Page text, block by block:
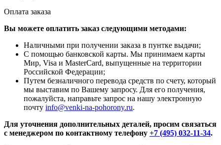
Оплата заказа
Вы можете оплатить заказ следующими методами:
Наличными при получении заказа в пунтке выдачи;
С помощью банковской карты. Мы принимаем карты
Мир, Visa и MasterCard, выпущенные на территории
Российской Федерации;
Путем безналичного перевода средств по счету, который
мы выставим по Вашему запросу. Для его получения,
пожалуйста, направьте запрос на нашу электронную
почту info@venki-na-pohorony.ru.
Для уточнения дополнительных деталей, просим связаться
с менеджером по контактному телефону +7 (495) 032-11-34.